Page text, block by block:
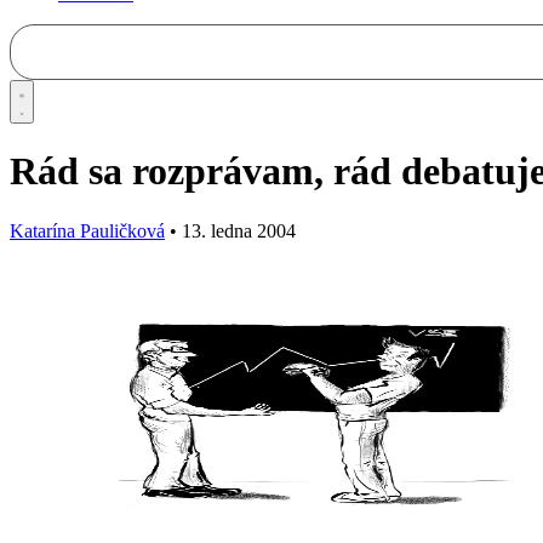
Rád sa rozprávam, rád
Katarína Pauličková • 13. ledna 2004